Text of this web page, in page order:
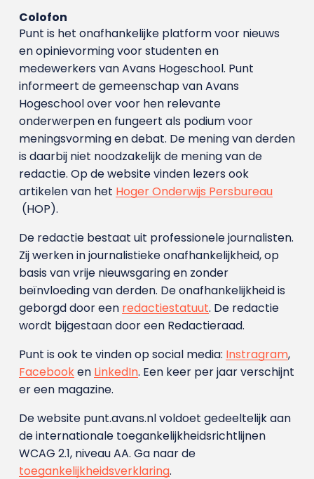
Colofon
Punt is het onafhankelijke platform voor nieuws
en opinievorming voor studenten en
medewerkers van Avans Hoge­school. Punt
informeert de gemeenschap van Avans
Hogeschool over voor hen relevante
onderwerpen en fungeert als podium voor
meningsvorming en debat. De mening van derden
is daarbij niet noodzakelijk de mening van de
redactie. Op de website vinden lezers ook
artikelen van het Hoger Onderwijs Persbureau
(HOP).
De redactie bestaat uit professionele journalisten.
Zij werken in journalistieke onafhankelijkheid, op
basis van vrije nieuwsgaring en zonder
beïnvloeding van derden. De onafhankelijkheid is
geborgd door een redactiestatuut. De redactie
wordt bijgestaan door een Redactieraad.
Punt is ook te vinden op social media: Instragram,
Facebooken LinkedIn. Een keer per jaar verschijnt
er een magazine.
De website punt.avans.nl voldoet gedeeltelijk aan
de internationale toegankelijkheidsrichtlijnen
WCAG 2.1, niveau AA. Ga naar de
toegankelijkheidsverklaring.